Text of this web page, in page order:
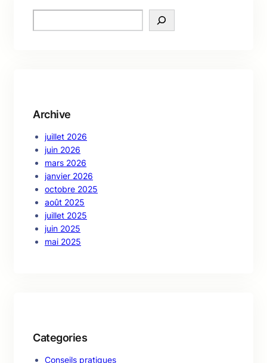
e
Archive
juillet 2026
juin 2026
mars 2026
janvier 2026
octobre 2025
août 2025
juillet 2025
juin 2025
mai 2025
Categories
Conseils pratiques